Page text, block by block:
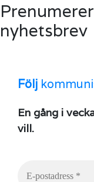
nyhetsbrev
Följ
En gång i
vill.